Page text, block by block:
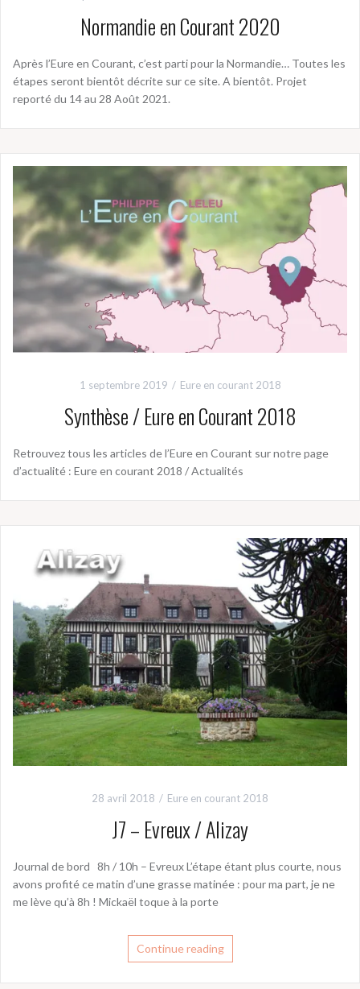
Normandie en Courant 2020
Après l’Eure en Courant, c’est parti pour la Normandie… Toutes les
étapes seront bientôt décrite sur ce site. A bientôt. Projet
reporté du 14 au 28 Août 2021.
1 septembre 2019 Eure en courant 2018
Synthèse / Eure en Courant 2018
Retrouvez tous les articles de l’Eure en Courant sur notre page
d’actualité : Eure en courant 2018 / Actualités
28 avril 2018 Eure en courant 2018
J7 – Evreux / Alizay
Journal de bord 8h / 10h – Evreux L’étape étant plus courte, nous
avons profité ce matin d’une grasse matinée : pour ma part, je ne
me lève qu’à 8h ! Mickaël toque à la porte
Continue reading